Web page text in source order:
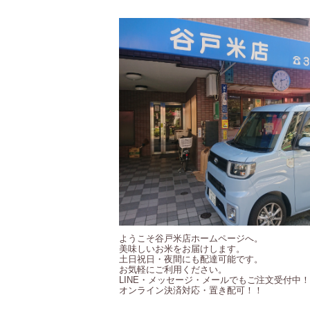
ようこそ谷戸米店ホームページへ。
美味しいお米をお届けします。
土日祝日・夜間にも配達可能です。
お気軽にご利用ください。
LINE・メッセージ・メールでもご注文受付中
オンライン決済対応・置き配可！！